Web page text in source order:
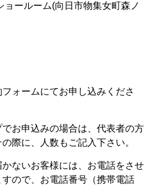
ールーム(向日市物集女町森ノ
ォームにてお申し込みくださ
お申込みの場合は、代表者の方
際に、人数もご記入下さい。
ないお客様には、お電話をさせ
ので、お電話番号（携帯電話